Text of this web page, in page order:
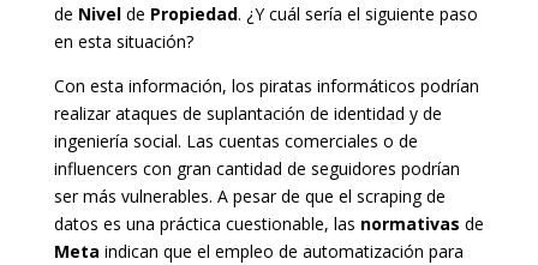
de Nivelde Propiedad. ¿Y cuál sería el siguiente paso
en esta situación?
Con esta información, los piratas informáticos podrían
realizar ataques de suplantación de identidad y de
ingeniería social. Las cuentas comerciales o de
influencers con gran cantidad de seguidores podrían
ser más vulnerables. A pesar de que el scraping de
datos es una práctica cuestionable, las normativas de
Meta indican que el empleo de automatización para